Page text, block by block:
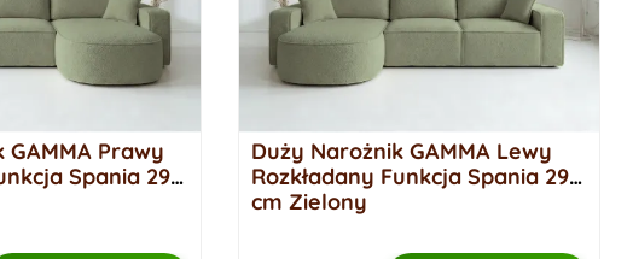
Prawy
Spania 299
Duży Narożnik GAMMA Lewy
Rozkładany Funkcja Spania 299
cm Zielony